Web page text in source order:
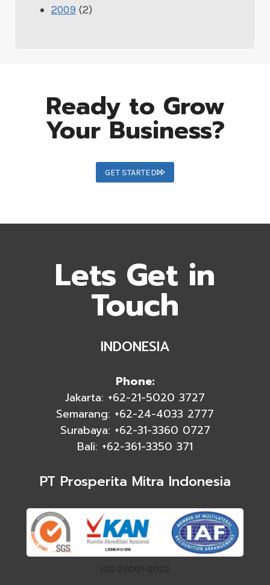
2009 (2)
Ready to Grow
Your Business?
GET STARTED
Lets Get in
Touch
INDONESIA
Phone:
Jakarta: +62-21-5020 3727
Semarang: +62-24-4033 2777
Surabaya: +62-31-3360 0727
Bali: +62-361-3350 371
PT Prosperita Mitra Indonesia
ISO 27001-2022